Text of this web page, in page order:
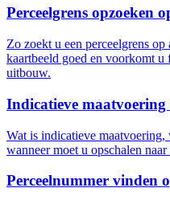
Perceelgrens opzoeken
Zo zoekt u een perceelgrens
kaartbeeld goed en voorkomt
uitbouw.
Indicatieve maatvoering
Wat is indicatieve maatvoering,
wanneer moet u opschalen
Perceelnummer vinden